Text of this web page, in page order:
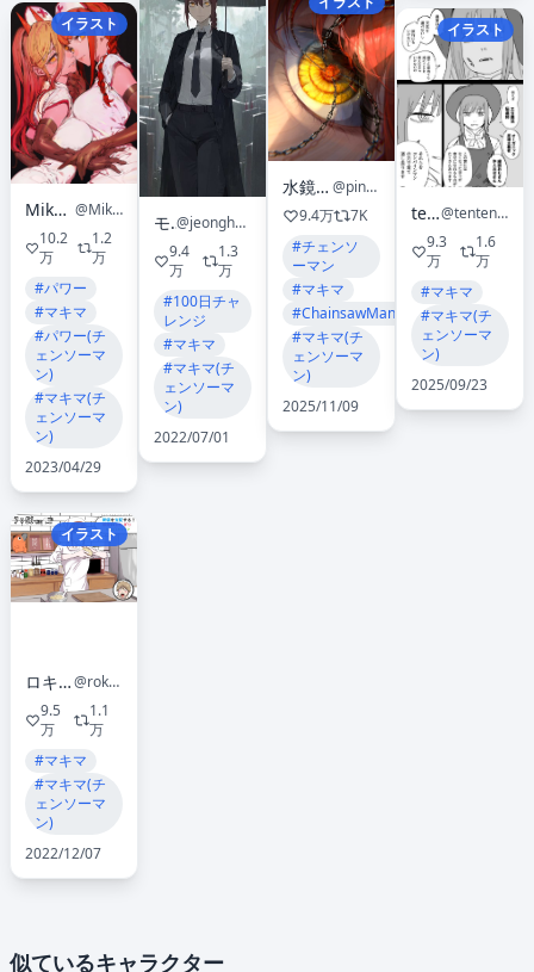
イラスト
Mika Pikazo
@MikaPikaZo
10.2
万
1.2
万
#パワー
#マキマ
#パワー(チ
ェンソーマ
ン)
#マキマ(チ
ェンソーマ
ン)
2023/04/29
イラスト
ロキチキン
@rokitiki183
9.5
万
1.1
万
#マキマ
#マキマ(チ
ェンソーマ
ン)
2022/12/07
モ誰
@jeonghee1414
9.4
万
1.3
万
#100日チャ
レンジ
#マキマ
#マキマ(チ
ェンソーマ
ン)
2022/07/01
水鏡ひづめ
@pinapo_25
9.4万
7K
#チェンソ
ーマン
#マキマ
#ChainsawMan
#マキマ(チ
ェンソーマ
ン)
2025/11/09
イラスト
tenten
@tentenchan2525
9.3
万
1.6
万
#マキマ
#マキマ(チ
ェンソーマ
ン)
2025/09/23
似ているキャラクター